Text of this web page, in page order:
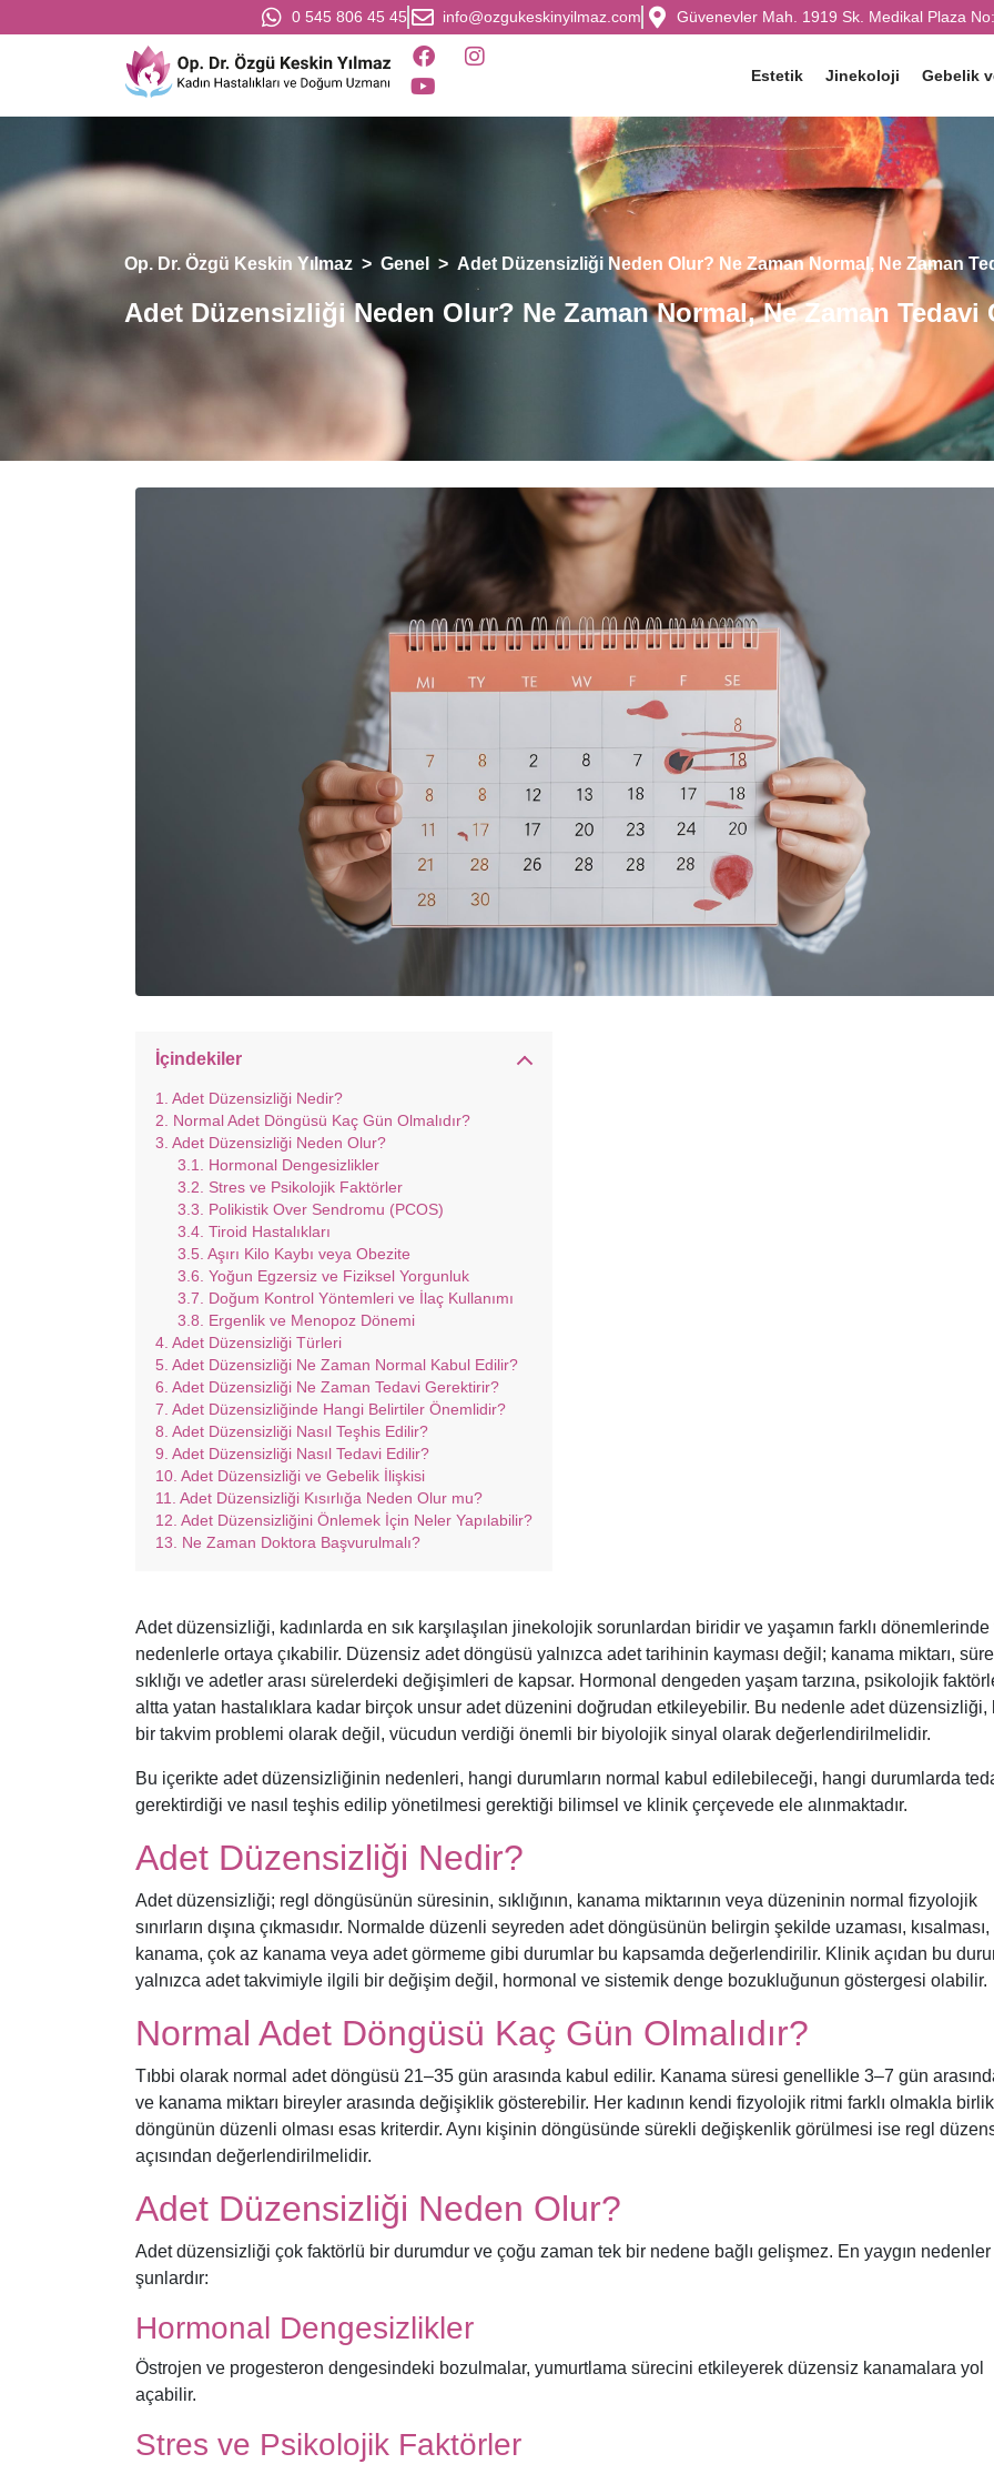
0 545 806 45 45 info@ozgukeskinyilmaz.com Güvenevler Mah. 1919 Sk. Medikal Plaza
Estetik Jinekoloji Gebelik
Op. Dr. Özgü Keskin Yılmaz > Genel > Adet Düzensizliği Neden Olur? Ne Zaman Normal, Ne Zaman
Adet Düzensizliği Neden Olur? Ne Zaman Normal, Ne Zaman Tedavi
İçindekiler
Adet Düzensizliği Nedir?
Normal Adet Döngüsü Kaç Gün Olmalıdır?
Adet Düzensizliği Neden Olur?
Hormonal Dengesizlikler
Stres ve Psikolojik Faktörler
Polikistik Over Sendromu (PCOS)
Tiroid Hastalıkları
Aşırı Kilo Kaybı veya Obezite
Yoğun Egzersiz ve Fiziksel Yorgunluk
Doğum Kontrol Yöntemleri ve İlaç Kullanımı
Ergenlik ve Menopoz Dönemi
Adet Düzensizliği Türleri
Adet Düzensizliği Ne Zaman Normal Kabul Edilir?
Adet Düzensizliği Ne Zaman Tedavi Gerektirir?
Adet Düzensizliğinde Hangi Belirtiler Önemlidir?
Adet Düzensizliği Nasıl Teşhis Edilir?
Adet Düzensizliği Nasıl Tedavi Edilir?
Adet Düzensizliği ve Gebelik İlişkisi
Adet Düzensizliği Kısırlığa Neden Olur mu?
Adet Düzensizliğini Önlemek İçin Neler Yapılabilir?
Ne Zaman Doktora Başvurulmalı?
Adet düzensizliği, kadınlarda en sık karşılaşılan jinekolojik sorunlardan biridir ve yaşamın farklı dönemlerinde
nedenlerle ortaya çıkabilir. Düzensiz adet döngüsü yalnızca adet tarihinin kayması değil; kanama miktarı,
sıklığı ve adetler arası sürelerdeki değişimleri de kapsar. Hormonal dengeden yaşam tarzına, psikolojik
altta yatan hastalıklara kadar birçok unsur adet düzenini doğrudan etkileyebilir. Bu nedenle adet düzensizliği,
bir takvim problemi olarak değil, vücudun verdiği önemli bir biyolojik sinyal olarak değerlendirilmelidir.
Bu içerikte adet düzensizliğinin nedenleri, hangi durumların normal kabul edilebileceği, hangi durumlarda
gerektirdiği ve nasıl teşhis edilip yönetilmesi gerektiği bilimsel ve klinik çerçevede ele alınmaktadır.
Adet Düzensizliği Nedir?
Adet düzensizliği; regl döngüsünün süresinin, sıklığının, kanama miktarının veya düzeninin normal fizyolojik
sınırların dışına çıkmasıdır. Normalde düzenli seyreden adet döngüsünün belirgin şekilde uzaması, kısalması,
kanama, çok az kanama veya adet görmeme gibi durumlar bu kapsamda değerlendirilir. Klinik açıdan bu
yalnızca adet takvimiyle ilgili bir değişim değil, hormonal ve sistemik denge bozukluğunun göstergesi olabilir.
Normal Adet Döngüsü Kaç Gün Olmalıdır?
Tıbbi olarak normal adet döngüsü 21–35 gün arasında kabul edilir. Kanama süresi genellikle 3–7 gün
ve kanama miktarı bireyler arasında değişiklik gösterebilir. Her kadının kendi fizyolojik ritmi farklı olmakla
döngünün düzenli olması esas kriterdir. Aynı kişinin döngüsünde sürekli değişkenlik görülmesi ise regl
açısından değerlendirilmelidir.
Adet Düzensizliği Neden Olur?
Adet düzensizliği çok faktörlü bir durumdur ve çoğu zaman tek bir nedene bağlı gelişmez. En yaygın nedenler
şunlardır:
Hormonal Dengesizlikler
Östrojen ve progesteron dengesindeki bozulmalar, yumurtlama sürecini etkileyerek düzensiz kanamalara yol
açabilir.
Stres ve Psikolojik Faktörler